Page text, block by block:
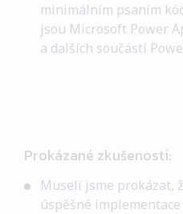
minimálním psaním
jsou Microsoft Power
a dalších součástí
Prokázané zkušenosti:
Museli jsme prokázat,
úspěšné